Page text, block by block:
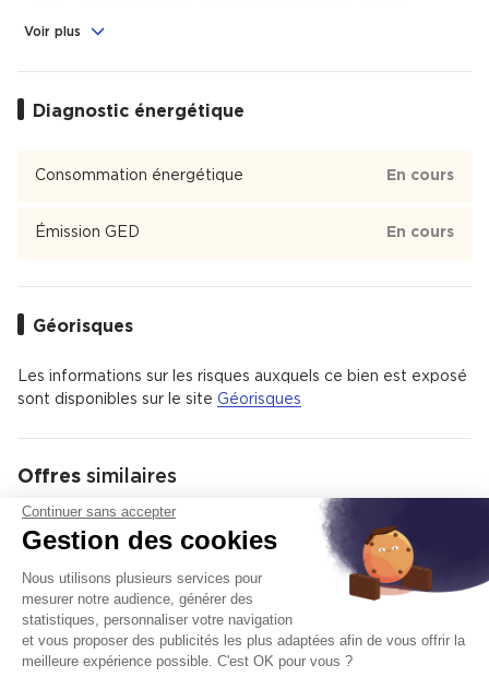
culturels
Éducation
Confluence est un quartier de 3 300 habitants du 2ème
appartements.
des restaurants et un hypermarché.
Le quartier est bien desservi en transports en commun avec
nombreux espaces verts.
Voir plus
Diagnostic énergétique
Consommation énergétique En cours
Émission GED En cours
Géorisques
Les informations sur les risques auxquels ce bien est exposé
sont disponibles sur le site Géorisques
Offres similaires
Location de bureaux
Continuer sans accepter
Gestion des cookies
Nous utilisons plusieurs services pour
mesurer notre audience, générer des
statistiques, personnaliser votre navigation
et vous proposer des publicités les plus adaptées afin de vous offrir la
meilleure expérience possible. C'est OK pour vous ?